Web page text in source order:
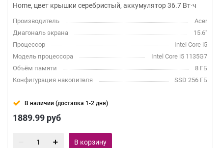
Home, цвет крышки серебристый, аккумулятор 36.7 Вт·ч
Производитель
Acer
Диагональ экрана
15.6"
Процессор
Intel Core i5
Модель процессора
Intel Core i5 1135G7
Объём памяти
8 ГБ
Конфигурация накопителя
SSD 256 ГБ
В наличии (доставка 1-2 дня)
1889.99 руб
В корзину